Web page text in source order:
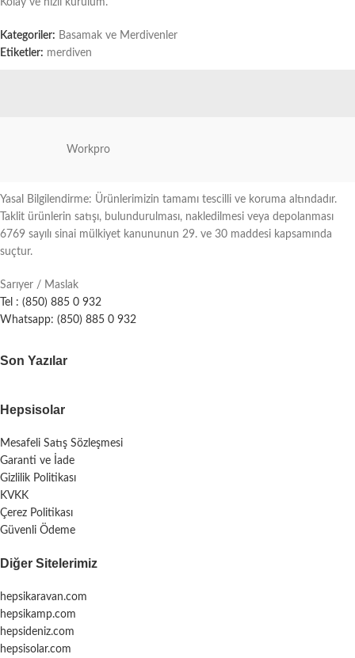
Kolay ve hızlı kurulum.
Kategoriler: Basamak ve Merdivenler
Etiketler: merdiven
Workpro
Yasal Bilgilendirme: Ürünlerimizin tamamı tescilli ve koruma altındadır.
Taklit ürünlerin satışı, bulundurulması, nakledilmesi veya depolanması
6769 sayılı sinai mülkiyet kanununun 29. ve 30 maddesi kapsamında
suçtur.
Sarıyer / Maslak
Tel : (850) 885 0 932
Whatsapp: (850) 885 0 932
Son Yazılar
Hepsisolar
Mesafeli Satış Sözleşmesi
Garanti ve İade
Gizlilik Politikası
KVKK
Çerez Politikası
Güvenli Ödeme
Diğer Sitelerimiz
hepsikaravan.com
hepsikamp.com
hepsideniz.com
hepsisolar.com